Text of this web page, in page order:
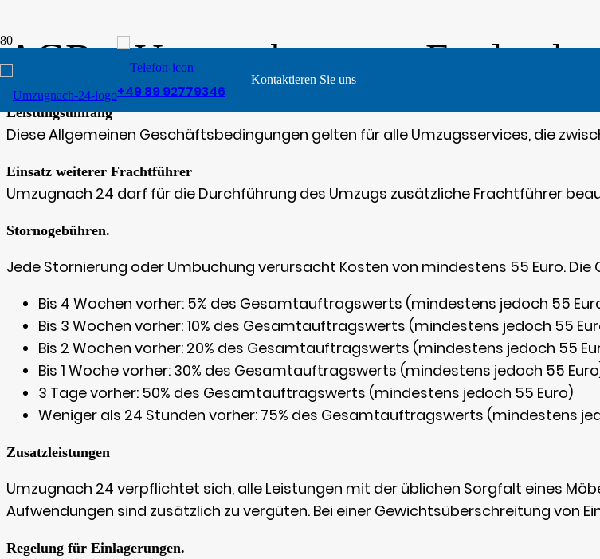
+49 89 92779346
Kontaktieren Sie uns
AGB – Umzugsberatung England
Leistungsumfang
Diese Allgemeinen Geschäftsbedingungen gelten für alle Umzugsservices, die
Einsatz weiterer Frachtführer
Umzugnach 24 darf für die Durchführung des Umzugs zusätzliche Frachtführer
Stornogebühren.
Jede Stornierung oder Umbuchung verursacht Kosten von mindestens 55 Euro.
Bis 4 Wochen vorher: 5% des Gesamtauftragswerts (mindestens jedoch 55
Bis 3 Wochen vorher: 10% des Gesamtauftragswerts (mindestens jedoch 55
Bis 2 Wochen vorher: 20% des Gesamtauftragswerts (mindestens jedoch 55
Bis 1 Woche vorher: 30% des Gesamtauftragswerts (mindestens jedoch 55
3 Tage vorher: 50% des Gesamtauftragswerts (mindestens jedoch 55 Euro)
Weniger als 24 Stunden vorher: 75% des Gesamtauftragswerts (mindestens
Zusatzleistungen
Umzugnach 24 verpflichtet sich, alle Leistungen mit der üblichen Sorgfalt eines
Aufwendungen sind zusätzlich zu vergüten. Bei einer Gewichtsüberschreitung von
Regelung für Einlagerungen.